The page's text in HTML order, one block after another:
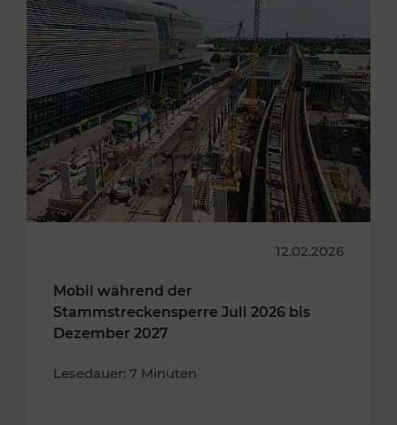
12.02.2026
Mobil während der
Stammstreckensperre Juli 2026 bis
Dezember 2027
Lesedauer: 7 Minuten